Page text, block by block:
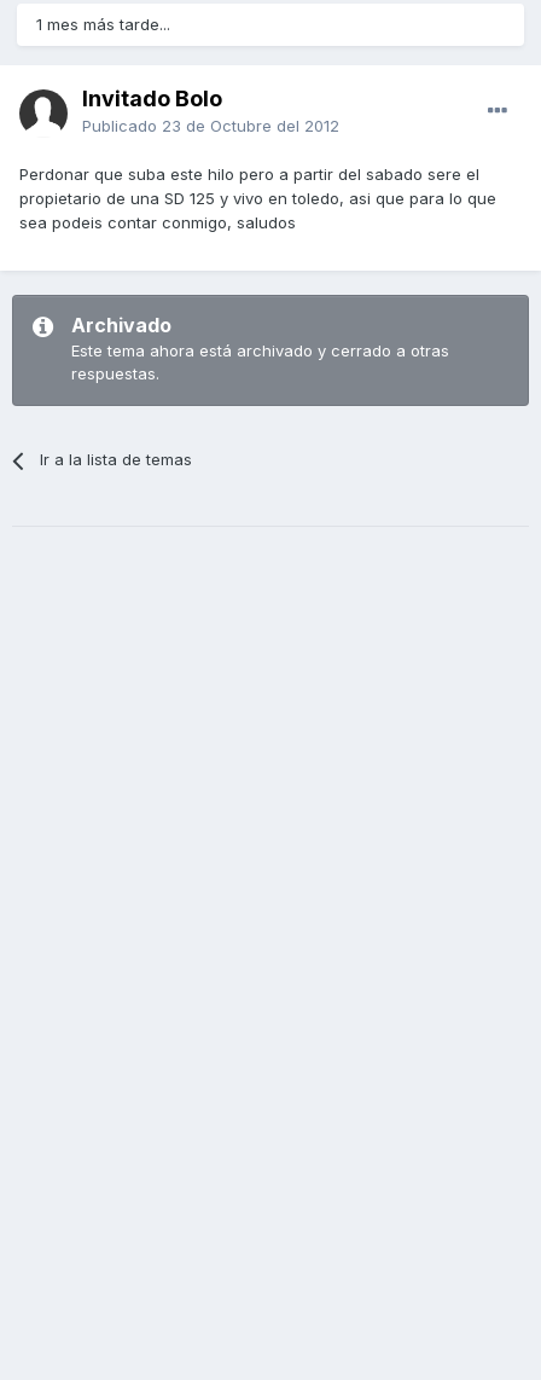
1 mes más tarde...
Invitado Bolo
Publicado 23 de Octubre del 2012
Perdonar que suba este hilo pero a partir del sabado sere el
propietario de una SD 125 y vivo en toledo, asi que para lo que
sea podeis contar conmigo, saludos
Archivado
Este tema ahora está archivado y cerrado a otras
respuestas.
Ir a la lista de temas